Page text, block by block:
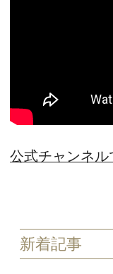
公式チャンネル
新着記事